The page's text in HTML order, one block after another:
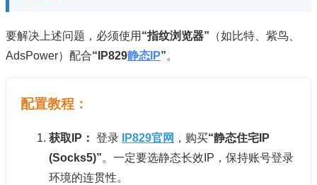
要解决上述问题，必须使用 “指纹浏览器” （如比特、紫鸟、
AdsPower）配合“IP829静态IP”。
配置教程：
获取IP： 登录 IP829官网 ，购买“静态住宅IP
(Socks5)”。一定要选静态长效IP，保持账号登录
环境的连贯性。